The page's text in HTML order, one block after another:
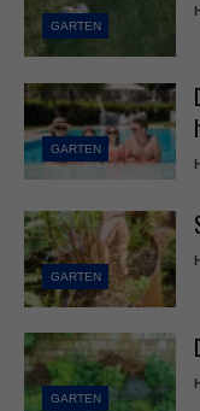
GARTEN
GARTEN
GARTEN
GARTEN